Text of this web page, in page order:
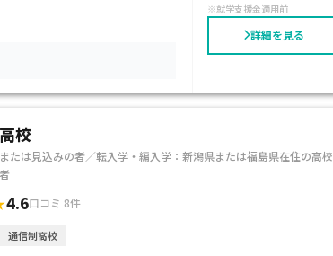
い方に特におすすめです。
※就学支援金適用前
詳細を見る
校
たは見込みの者／転入学・編入学：新潟県または福島県在住の高校
4.6口コミ 8件
通信制高校